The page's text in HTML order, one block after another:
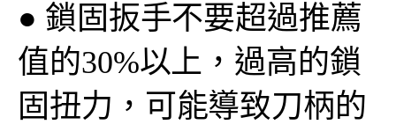
● 鎖固扳手不要超過推薦
值的30%以上，過高的鎖
固扭力，可能導致刀柄的